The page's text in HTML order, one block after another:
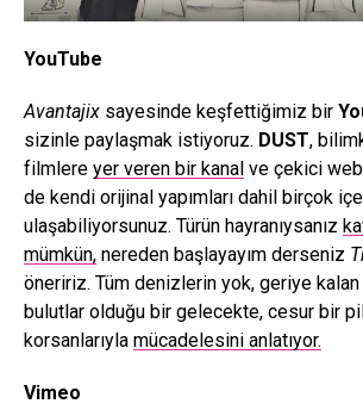
YouTube
Avantajix sayesinde keşfettiğimiz bir
sizinle paylaşmak istiyoruz. DUST,
filmlere yer veren bir kanal ve çekici
de kendi orijinal yapımları dahil birçok
ulaşabiliyorsunuz. Türün hayranıysanız
mümkün, nereden başlayayım derseniz
öneririz. Tüm denizlerin yok, geriye kalan
bulutlar olduğu bir gelecekte, cesur bir
korsanlarıyla mücadelesini anlatıyor.
Vimeo